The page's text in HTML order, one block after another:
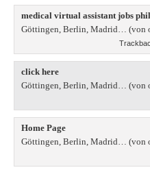
medical virtual assistant jobs
Göttingen, Berlin, Madrid… (von
click here
Göttingen, Berlin, Madrid… (von
Home Page
Göttingen, Berlin, Madrid… (von